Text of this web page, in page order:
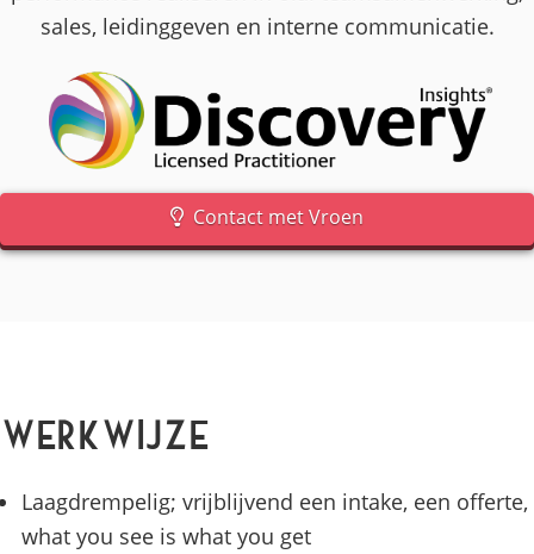
sales, leidinggeven en interne communicatie.
Contact met Vroen
Werkwijze
Laagdrempelig; vrijblijvend een intake, een offerte,
what you see is what you get